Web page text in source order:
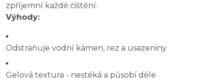
zpříjemní každé čištění.
Výhody:
Odstraňuje vodní kámen, rez a usazeniny
Gelová textura - nestéká a působí déle